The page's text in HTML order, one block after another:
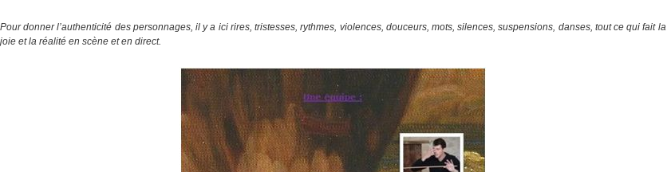
Pour donner l’authenticité des personnages, il y a ici rires, tristesses, rythmes, violences, douceurs, mots, silences, suspensions, danses, tout ce qui fait la
joie et la réalité en scène et en direct.